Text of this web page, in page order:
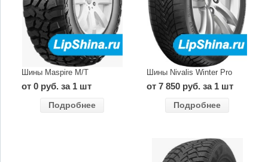
Шины Maspire M/T
от 0 руб. за 1 шт
Подробнее
Шины Nivalis Winter Pro
от 7 850 руб. за 1 шт
Подробнее